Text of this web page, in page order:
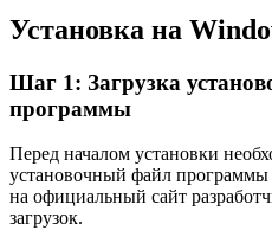
Установка на
Шаг 1: Загрузка
программы
Перед началом установки
установочный файл
на официальный сайт
загрузок.